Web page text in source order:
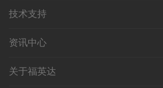
技术支持
资讯中心
关于福英达